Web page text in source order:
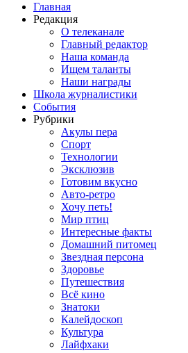
Главная
Редакция
О телеканале
Главный редактор
Наша команда
Ищем таланты
Наши награды
Школа журналистики
События
Рубрики
Акулы пера
Спорт
Технологии
Эксклюзив
Готовим вкусно
Авто-ретро
Хочу петь!
Мир птиц
Интересные факты
Домашний питомец
Звездная персона
Здоровье
Путешествия
Всё кино
Знатоки
Калейдоскоп
Культура
Лайфхаки